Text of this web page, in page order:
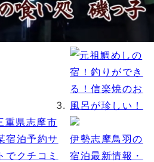
伊勢志摩鳥羽の
宿泊最新情報・